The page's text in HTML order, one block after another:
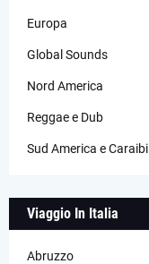
Europa
Global Sounds
Nord America
Reggae e Dub
Sud America e Caraibi
Viaggio In Italia
Abruzzo